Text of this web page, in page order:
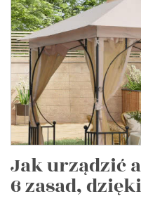
Jak urządzić
6 zasad,